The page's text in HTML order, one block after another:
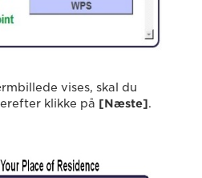
vises, skal du
klikke på [Næste].